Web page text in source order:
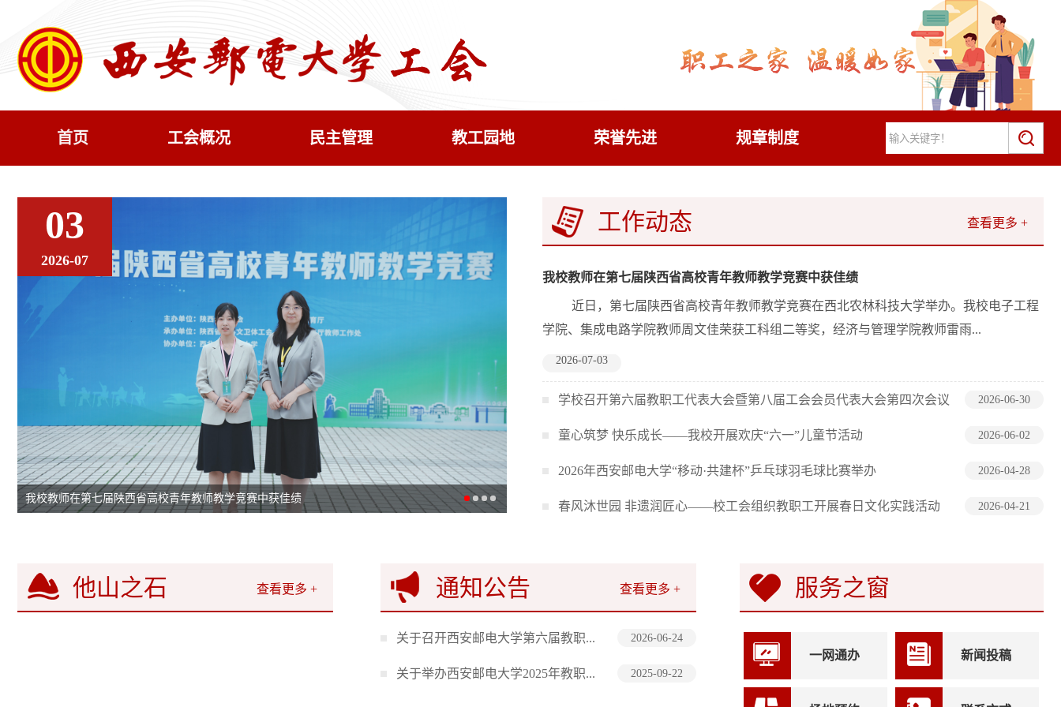
首页 工会概况 民主管理 教工园地 荣誉先进 规章制度
我校教师在第七届陕西省高校青年教师教学竞赛中获佳绩
03
2026-07
工作动态 查看更多 +
我校教师在第七届陕西省高校青年教师教学竞赛中获佳绩
​ 近日，第七届陕西省高校青年教师教学竞赛在西北农林科技大学举办。我校电子工程
学院、集成电路学院教师周文佳荣获工科组二等奖，经济与管理学院教师雷雨...
2026-07-03
2026-06-30
学校召开第六届教职工代表大会暨第八届工会会员代表大会第四次会议
2026-06-02
童心筑梦 快乐成长——我校开展欢庆“六一”儿童节活动
2026-04-28
2026年西安邮电大学“移动·共建杯”乒乓球羽毛球比赛举办
2026-04-21
春风沐世园 非遗润匠心——校工会组织教职工开展春日文化实践活动
他山之石 查看更多 + 通知公告 查看更多 +
2026-06-24
关于召开西安邮电大学第六届教职...
2025-09-22
关于举办西安邮电大学2025年教职...
服务之窗
一网通办 新闻投稿